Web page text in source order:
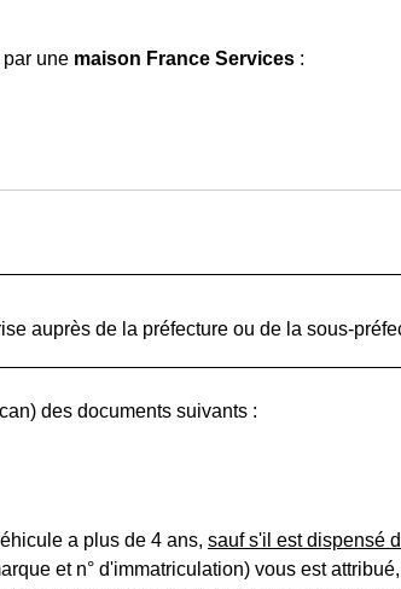
une maison France Services :
auprès de la préfecture ou de la sous-
des documents suivants :
a plus de 4 ans, sauf s'il est dispensé
et n° d'immatriculation) vous est